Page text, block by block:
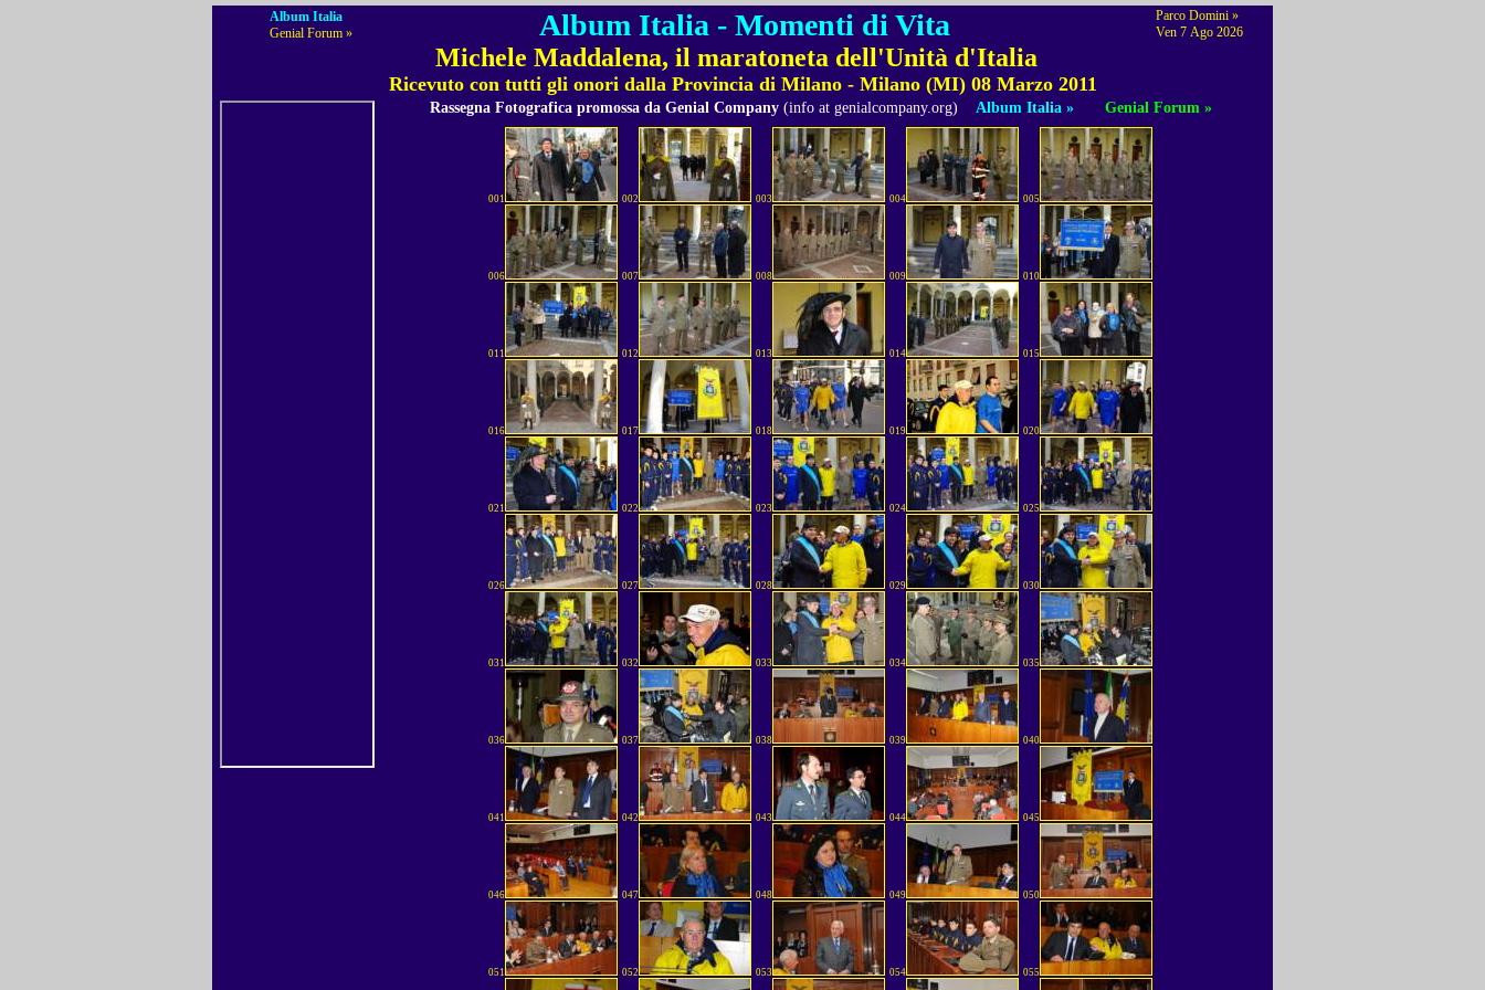
Album Italia
Genial Forum »
Album Italia - Momenti di Vita
Parco Domini »
Ven 7 Ago 2026
Michele Maddalena, il maratoneta dell'Unità d'Italia
Ricevuto con tutti gli onori dalla Provincia di Milano - Milano (MI) 08 Marzo 2011
Rassegna Fotografica promossa da Genial Company(info at genialcompany.org) Album Italia » Genial Forum »
001 002 003 004 005
006 007 008 009 010
011 012 013 014 015
016 017 018 019 020
021 022 023 024 025
026 027 028 029 030
031 032 033 034 035
036 037 038 039 040
041 042 043 044 045
046 047 048 049 050
051 052 053 054 055